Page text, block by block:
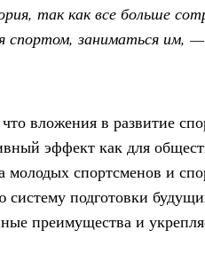
так как все больше
спортом, заниматься им,
вложения в развитие
эффект как для
молодых спортсменов и
систему подготовки
преимущества и